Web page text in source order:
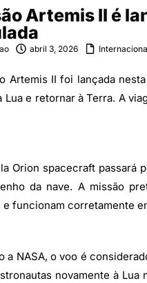
Artemis II é
abril 3, 2026
Artemis II foi lançada
Lua e retornar à Terra. A
Orion spacecraft passará
da nave. A missão
e funcionam corretamente
a NASA, o voo é
novamente à